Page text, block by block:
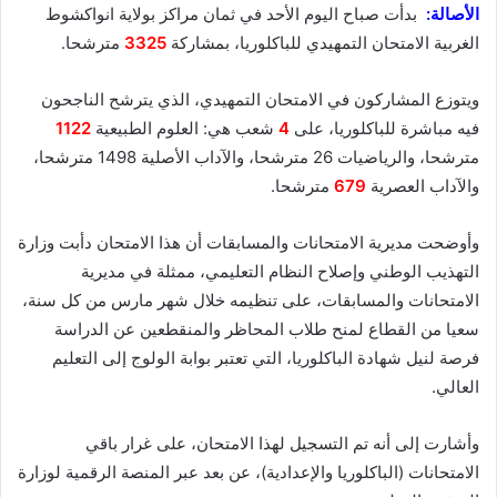
الأصالة: بدأت صباح اليوم الأحد في ثمان مراكز بولاية انواكشوط
الغربية الامتحان التمهيدي للباكلوريا، بمشاركة 3325 مترشحا.
ويتوزع المشاركون في الامتحان التمهيدي، الذي يترشح الناجحون
فيه مباشرة للباكلوريا، على 4 شعب هي: العلوم الطبيعية 1122
مترشحا، والرياضيات 26 مترشحا، والآداب الأصلية 1498 مترشحا،
والآداب العصرية 679 مترشحا.
وأوضحت مديرية الامتحانات والمسابقات أن هذا الامتحان دأبت وزارة
التهذيب الوطني وإصلاح النظام التعليمي، ممثلة في مديرية
الامتحانات والمسابقات، على تنظيمه خلال شهر مارس من كل سنة،
سعيا من القطاع لمنح طلاب المحاظر والمنقطعين عن الدراسة
فرصة لنيل شهادة الباكلوريا، التي تعتبر بوابة الولوج إلى التعليم
العالي.
وأشارت إلى أنه تم التسجيل لهذا الامتحان، على غرار باقي
الامتحانات (الباكلوريا والإعدادية)، عن بعد عبر المنصة الرقمية لوزارة